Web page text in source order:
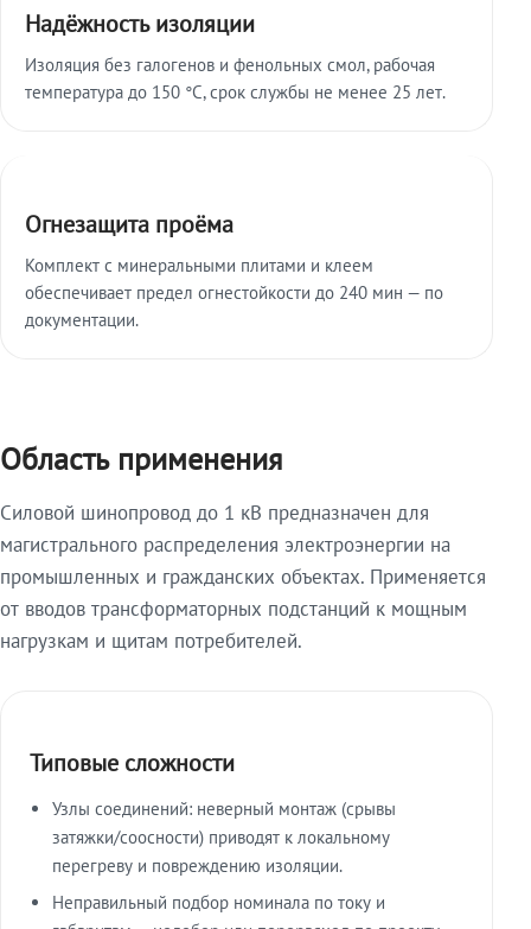
Надёжность изоляции
Изоляция без галогенов и фенольных смол, рабочая
температура до 150 °C, срок службы не менее 25 лет.
Огнезащита проёма
Комплект с минеральными плитами и клеем
обеспечивает предел огнестойкости до 240 мин — по
документации.
Область применения
Силовой шинопровод до 1 кВ предназначен для
магистрального распределения электроэнергии на
промышленных и гражданских объектах. Применяется
от вводов трансформаторных подстанций к мощным
нагрузкам и щитам потребителей.
Типовые сложности
Узлы соединений: неверный монтаж (срывы
затяжки/соосности) приводят к локальному
перегреву и повреждению изоляции.
Неправильный подбор номинала по току и